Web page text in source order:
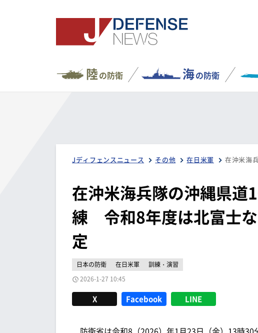
陸の防衛 海の防衛
Jディフェンスニュース その他 在日米軍
在沖米海兵隊の沖縄県道
練 令和8年度は北富士
定
日本の防衛 在日米軍
訓練・演習
2026-1-27 10:45
X Facebook LINE